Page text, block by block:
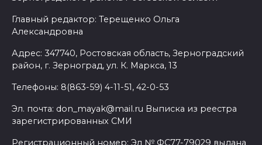
Главный редактор: Терещенко Ольга
Александровна
Адрес: 347740, Ростовская область, Зерноградский
район, г. Зерноград, ул. К. Маркса, 13
Телефоны: 8(863-59) 4-11-51, 42-0-53
Эл. почта: don_mayak@mail.ru Выписка из реестра
зарегистрированных СМИ
Регистрационный номер: Эл № ФС77-79029 выдана